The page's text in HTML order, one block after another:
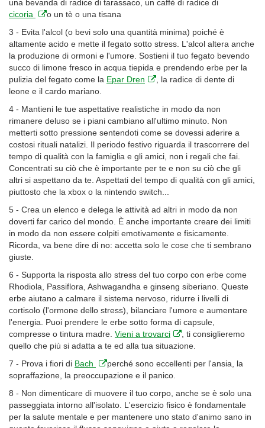
una bevanda di radice di tarassaco, un caffè di radice di
cicoria
o un tè o una tisana
3 - Evita l'alcol (o bevi solo una quantità minima) poiché è
altamente acido e mette il fegato sotto stress. L'alcol altera anche
la produzione di ormoni e l'umore. Sostieni il tuo fegato bevendo
succo di limone fresco in acqua tiepida e prendendo erbe per la
pulizia del fegato come la Epar Dren
, la radice di dente di
leone e il cardo mariano.
4 - Mantieni le tue aspettative realistiche in modo da non
rimanere deluso se i piani cambiano all'ultimo minuto. Non
metterti sotto pressione sentendoti come se dovessi aderire a
costosi rituali natalizi. Il periodo festivo riguarda il trascorrere del
tempo di qualità con la famiglia e gli amici, non i regali che fai.
Concentrati su ciò che è importante per te e non su ciò che gli
altri si aspettano da te. Aspettati del tempo di qualità con gli amici,
piuttosto che la xbox o la nintendo switch...
5 - Crea un elenco e delega le attività ad altri in modo da non
doverti far carico del mondo. È anche importante creare dei limiti
in modo da non essere colpiti emotivamente e fisicamente.
Ricorda, va bene dire di no: accetta solo le cose che ti sembrano
giuste.
6 - Supporta la risposta allo stress del tuo corpo con erbe come
Rhodiola, Passiflora, Ashwagandha e ginseng siberiano. Queste
erbe aiutano a calmare il sistema nervoso, ridurre i livelli di
cortisolo (l'ormone dello stress), bilanciare l'umore e aumentare
l'energia. Puoi prendere le erbe sotto forma di capsule,
compresse o tintura madre. Vieni a trovarci
, ti consiglieremo
quello che più si adatta a te ed alla tua situazione.
7 - Prova i fiori di Bach
perché sono eccellenti per l'ansia, la
sopraffazione, la preoccupazione e il panico.
8 - Non dimenticare di muovere il tuo corpo, anche se è solo una
passeggiata intorno all'isolato. L'esercizio fisico è fondamentale
per la salute mentale e per mantenere uno stato d'animo sano in